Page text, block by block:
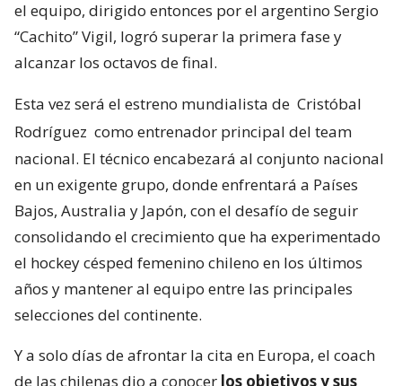
el equipo, dirigido entonces por el argentino Sergio
“Cachito” Vigil, logró superar la primera fase y
alcanzar los octavos de final.
Esta vez será el estreno mundialista de Cristóbal
Rodríguez como entrenador principal del team
nacional. El técnico encabezará al conjunto nacional
en un exigente grupo, donde enfrentará a Países
Bajos, Australia y Japón, con el desafío de seguir
consolidando el crecimiento que ha experimentado
el hockey césped femenino chileno en los últimos
años y mantener al equipo entre las principales
selecciones del continente.
Y a solo días de afrontar la cita en Europa, el coach
de las chilenas dio a conocer los objetivos y sus